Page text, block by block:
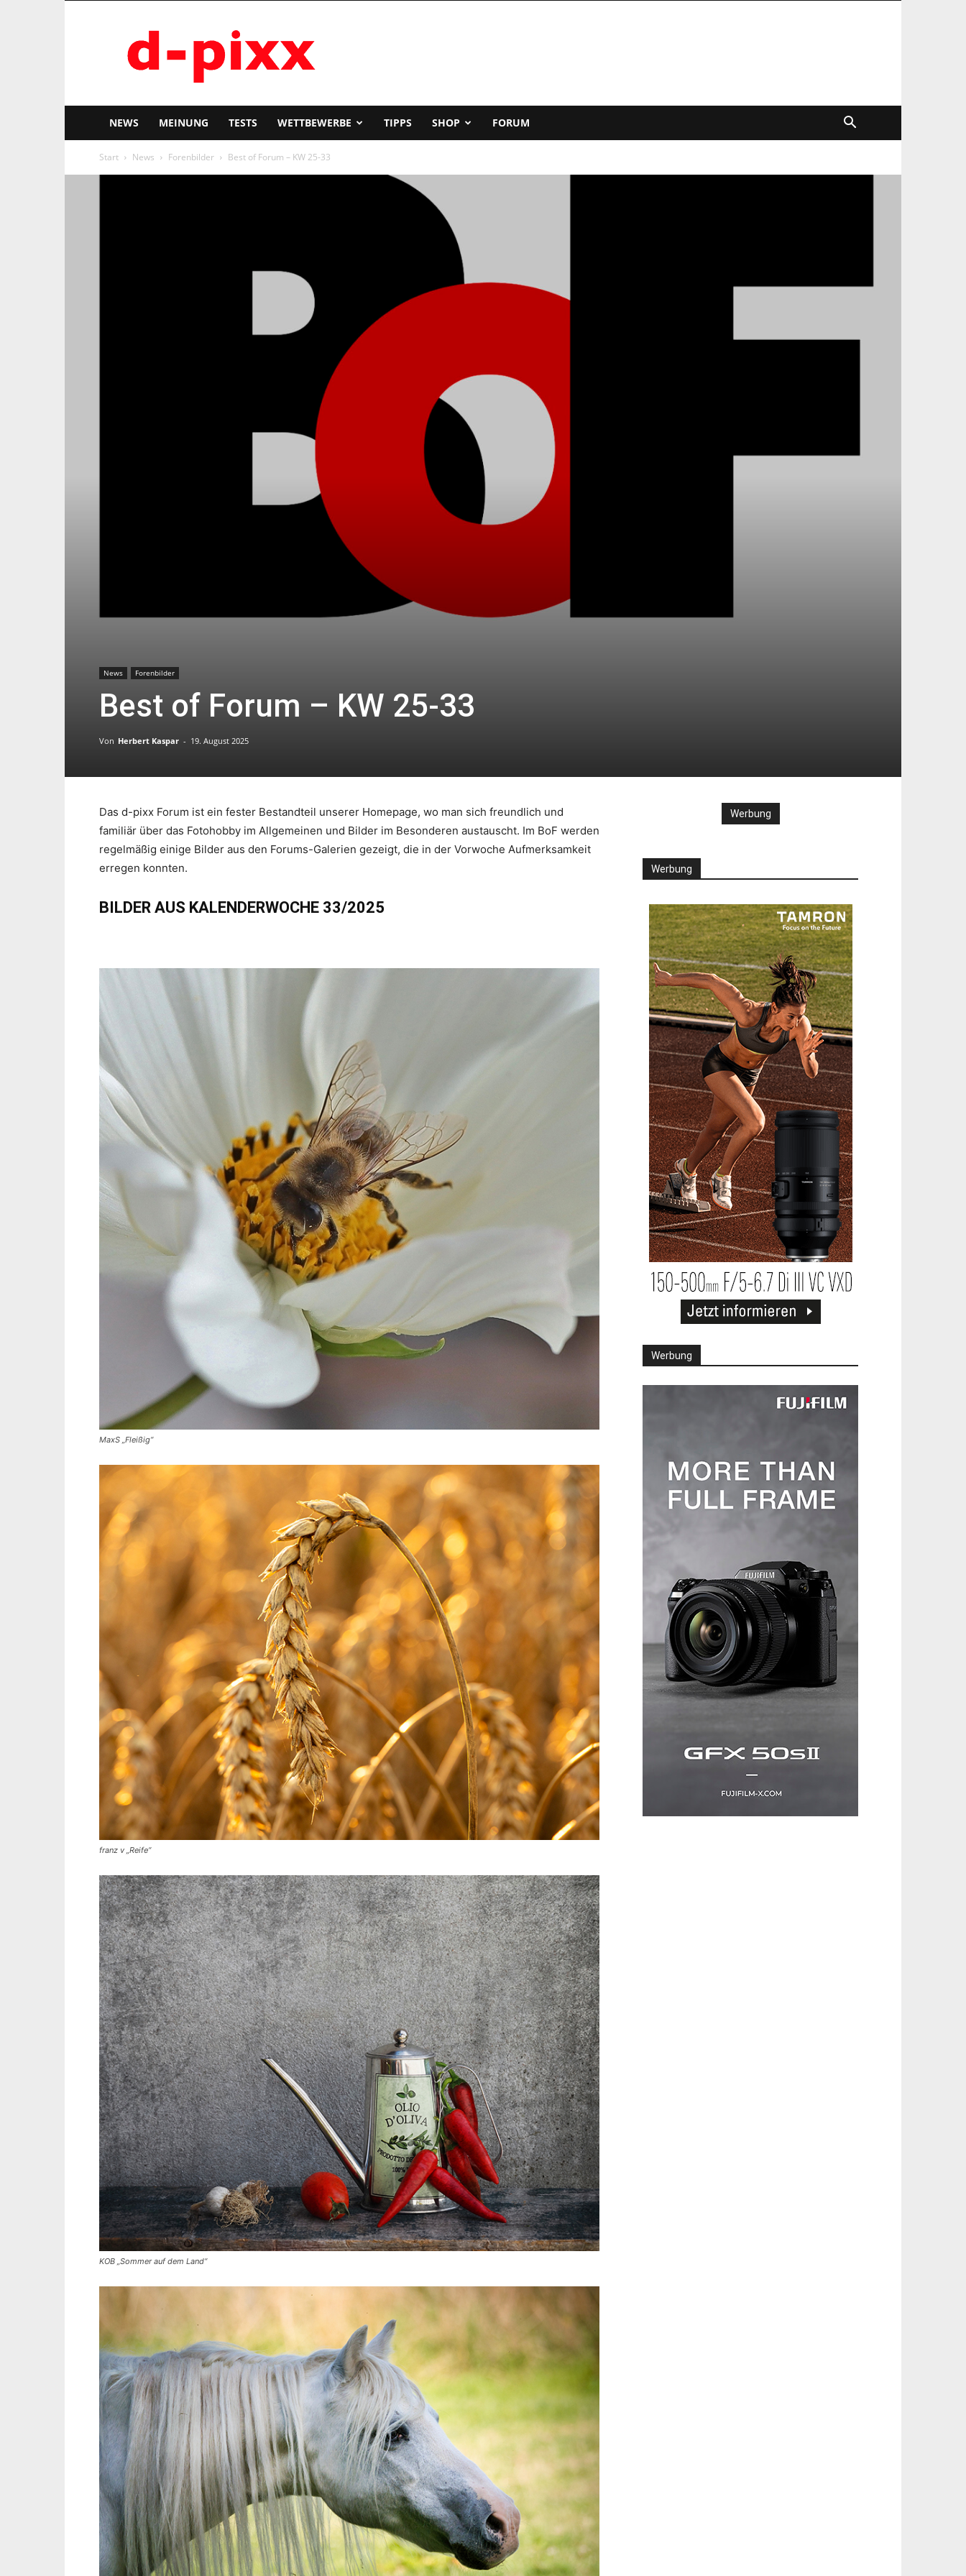
pixx
NEWS MEINUNG TESTS WETTBEWERBE TIPPS SHOP FORUM
Start News Forenbilder Best of Forum – KW 25-33
News Forenbilder
Best of Forum – KW 25-33
Von Herbert Kaspar - 19. August 2025
Das d-pixx Forum ist ein fester Bestandteil unserer Homepage, wo man sich freundlich und
familiär über das Fotohobby im Allgemeinen und Bilder im Besonderen austauscht. Im BoF werden
regelmäßig einige Bilder aus den Forums-Galerien gezeigt, die in der Vorwoche Aufmerksamkeit
erregen konnten.
BILDER AUS KALENDERWOCHE 33/2025
MaxS „Fleißig“
franz v „Reife“
KOB „Sommer auf dem Land“
Werbung
Werbung
Werbung